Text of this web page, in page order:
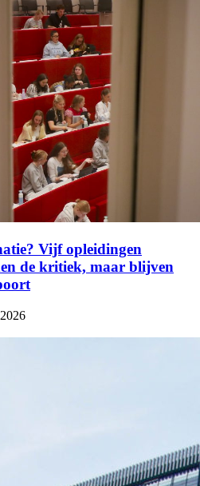
Vijf opleidingen
de kritiek, maar blijven